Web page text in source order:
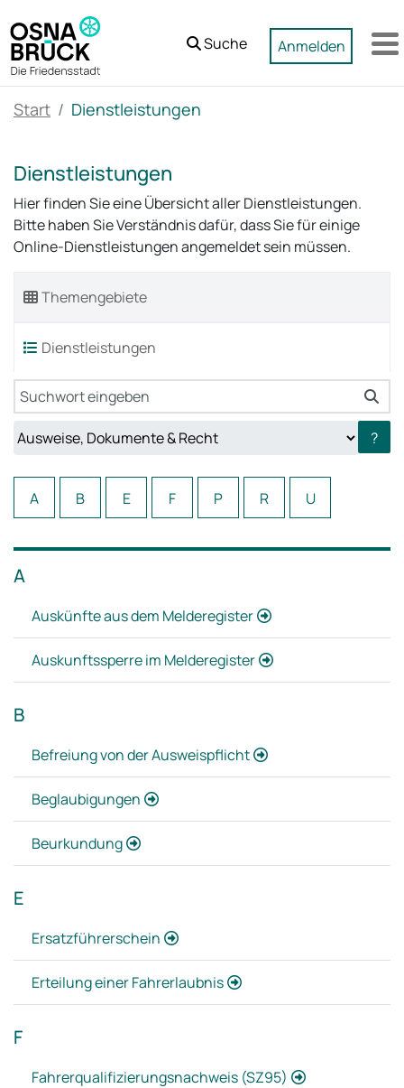
Zum Hauptinhalt springen
Suche Anmelden
Start Dienstleistungen
Dienstleistungen
Hier finden Sie eine Übersicht aller Dienstleistungen.
Bitte haben Sie Verständnis dafür, dass Sie für einige
Online-Dienstleistungen angemeldet sein müssen.
Themengebiete
Dienstleistungen
Sie können hier das Themengebiet wechseln oder alle?
A B E F P R U
A
Auskünfte aus dem Melderegister
Auskunftssperre im Melderegister
B
Befreiung von der Ausweispflicht
Beglaubigungen
Beurkundung
E
Ersatzführerschein
Erteilung einer Fahrerlaubnis
F
Fahrerqualifizierungsnachweis (SZ95)